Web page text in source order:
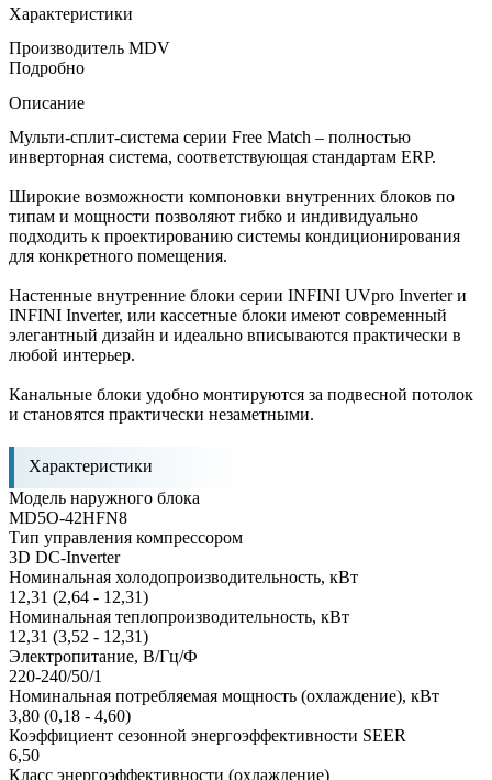
Характеристики
Производитель MDV
Подробно
Описание
Мульти-сплит-система серии Free Match – полностью
инверторная система, соответствующая стандартам ERP.
Широкие возможности компоновки внутренних блоков по
типам и мощности позволяют гибко и индивидуально
подходить к проектированию системы кондиционирования
для конкретного помещения.
Настенные внутренние блоки серии INFINI UVpro Inverter и
INFINI Inverter, или кассетные блоки имеют современный
элегантный дизайн и идеально вписываются практически в
любой интерьер.
Канальные блоки удобно монтируются за подвесной потолок
и становятся практически незаметными.
Характеристики
Модель наружного блока
MD5O-42HFN8
Тип управления компрессором
3D DC-Inverter
Номинальная холодопроизводительность, кВт
12,31 (2,64 - 12,31)
Номинальная теплопроизводительность, кВт
12,31 (3,52 - 12,31)
Электропитание, В/Гц/Ф
220-240/50/1
Номинальная потребляемая мощность (охлаждение), кВт
3,80 (0,18 - 4,60)
Коэффициент сезонной энергоэффективности SEER
6,50
Класс энергоэффективности (охлаждение)